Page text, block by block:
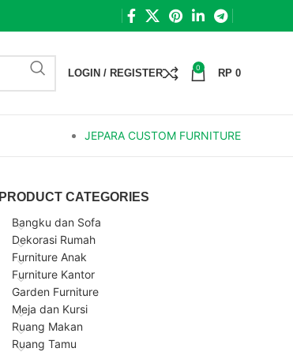
LOGIN / REGISTER 0 RP 0
JEPARA CUSTOM FURNITURE
PRODUCT CATEGORIES
Bangku dan Sofa
Dekorasi Rumah
Furniture Anak
Furniture Kantor
Garden Furniture
Meja dan Kursi
Ruang Makan
Ruang Tamu